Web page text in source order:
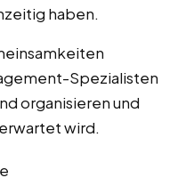
haben.
Spezialisten
organisieren und
wird.